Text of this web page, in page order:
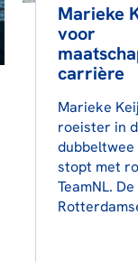
Marieke
voor
carrière
Marieke
roeister in
dubbeltwee
stopt met
TeamNL.